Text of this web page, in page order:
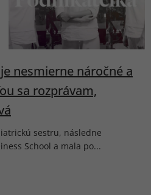
nesmierne náročné a
sa rozprávam,
sestru, následne
School a mala po...